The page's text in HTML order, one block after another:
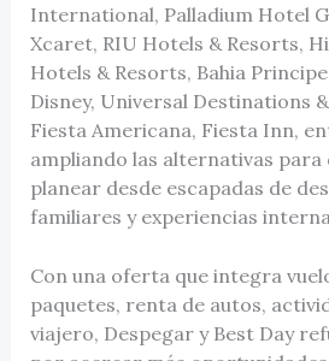
International, Palladium Hotel
Xcaret, RIU Hotels & Resorts,
Hotels & Resorts, Bahia
Disney, Universal Destinations
Fiesta Americana, Fiesta Inn,
ampliando las alternativas para
planear desde escapadas de
familiares y experiencias
Con una oferta que integra
paquetes, renta de autos,
viajero, Despegar y Best Day